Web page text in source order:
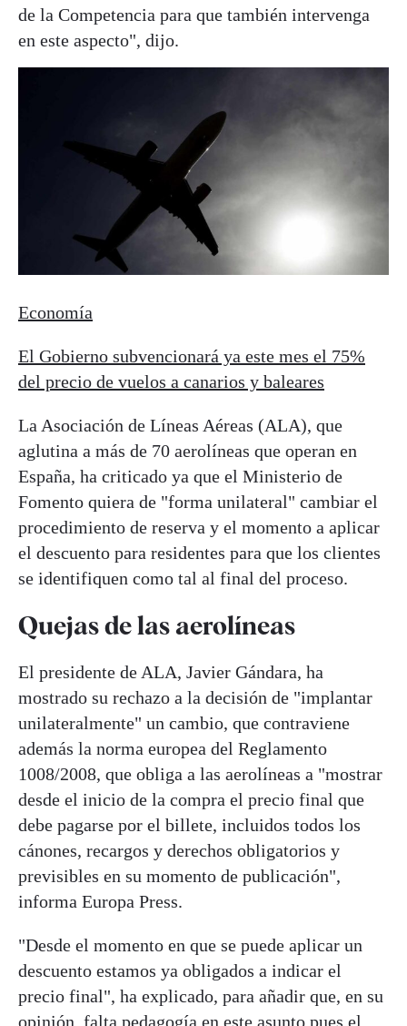
de la Competencia para que también intervenga
en este aspecto", dijo.
Economía
El Gobierno subvencionará ya este mes el 75%
del precio de vuelos a canarios y baleares
La Asociación de Líneas Aéreas (ALA), que
aglutina a más de 70 aerolíneas que operan en
España, ha criticado ya que el Ministerio de
Fomento quiera de "forma unilateral" cambiar el
procedimiento de reserva y el momento a aplicar
el descuento para residentes para que los clientes
se identifiquen como tal al final del proceso.
Quejas de las aerolíneas
El presidente de ALA, Javier Gándara, ha
mostrado su rechazo a la decisión de "implantar
unilateralmente" un cambio, que contraviene
además la norma europea del Reglamento
1008/2008, que obliga a las aerolíneas a "mostrar
desde el inicio de la compra el precio final que
debe pagarse por el billete, incluidos todos los
cánones, recargos y derechos obligatorios y
previsibles en su momento de publicación",
informa Europa Press.
"Desde el momento en que se puede aplicar un
descuento estamos ya obligados a indicar el
precio final", ha explicado, para añadir que, en su
opinión, falta pedagogía en este asunto pues el